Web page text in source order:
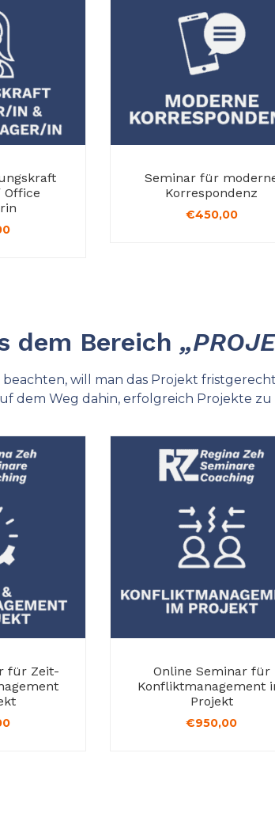
Office
Seminar für
Korrespondenz
€450,00
dem Bereich
will man das Projekt
dem Weg dahin, erfolgreich Projekte
für Zeit-
Online Seminar für
Konfliktmanagement
Projekt
€950,00